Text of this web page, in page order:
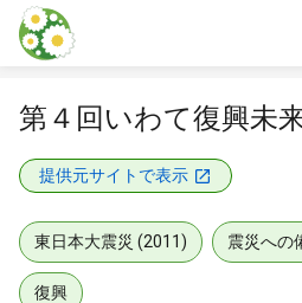
本文に飛ぶ
第４回いわて復興未
提供元サイトで表示
東日本大震災 (2011) 震災への
復興